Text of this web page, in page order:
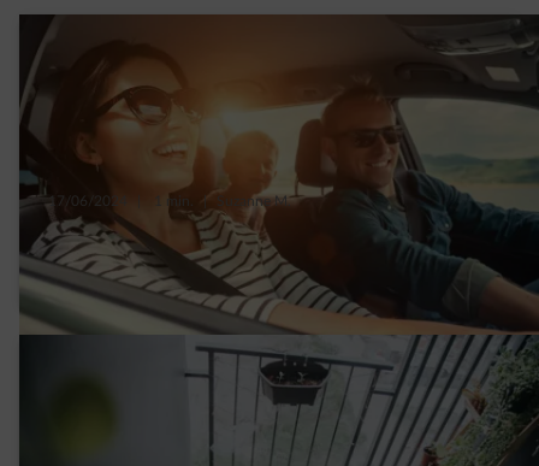
17/06/2024 1 min. Suzanne M.
Reisverslag: de eerste keer op vakantie met
de elektrische auto